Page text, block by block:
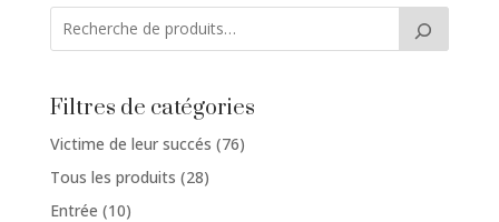
Filtres de catégories
Victime de leur succés 7676
Tous les produits 2828
Entrée 1010